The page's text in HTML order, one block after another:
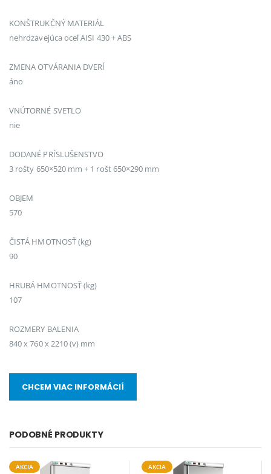
KONŠTRUKČNÝ MATERIÁL
nehrdzavejúca oceľ AISI 430 + ABS
ZMENA OTVÁRANIA DVERÍ
áno
VNÚTORNÉ SVETLO
nie
DODANÉ PRÍSLUŠENSTVO
3 rošty 650×520 mm + 1 rošt 650×290 mm
OBJEM
570
ČISTÁ HMOTNOSŤ (kg)
90
HRUBÁ HMOTNOSŤ (kg)
107
ROZMERY BALENIA
840 x 760 x 2210 (v) mm
CHCEM VIAC INFORMÁCIÍ
PODOBNÉ PRODUKTY
AKCIA
AKCIA